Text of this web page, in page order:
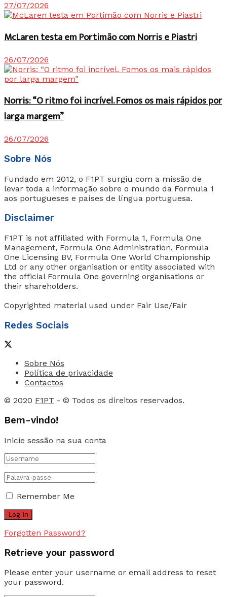
27/07/2026
McLaren testa em Portimão com Norris e Piastri
26/07/2026
Norris: “O ritmo foi incrível. Fomos os mais rápidos por
larga margem”
26/07/2026
Sobre Nós
Fundado em 2012, o F1PT surgiu com a missão de
levar toda a informação sobre o mundo da Formula 1
aos portugueses e países de língua portuguesa.
Disclaimer
F1PT is not affiliated with Formula 1, Formula One
Management, Formula One Administration, Formula
One Licensing BV, Formula One World Championship
Ltd or any other organisation or entity associated with
the official Formula One governing organisations or
their shareholders.
Copyrighted material used under Fair Use/Fair
Redes Sociais
Sobre Nós
Política de privacidade
Contactos
© 2020 F1PT - © Todos os direitos reservados.
Bem-vindo!
Inicie sessão na sua conta
Remember Me
Forgotten Password?
Retrieve your password
Please enter your username or email address to reset
your password.